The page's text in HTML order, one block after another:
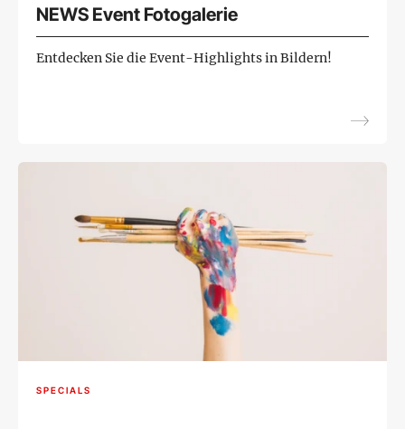
NEWS Event Fotogalerie
Entdecken Sie die Event-Highlights in Bildern!
SPECIALS